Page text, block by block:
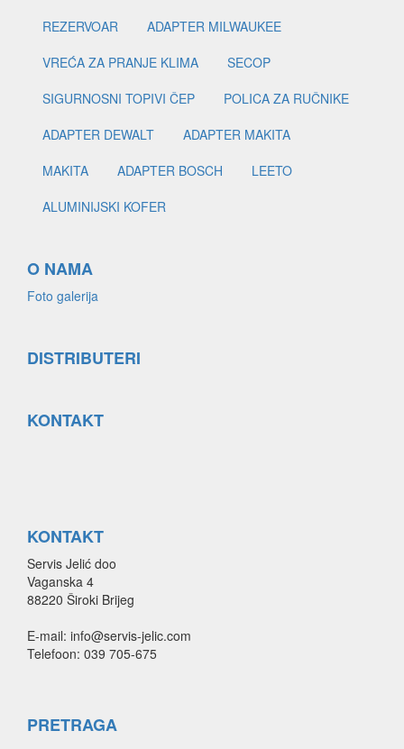
REZERVOAR
ADAPTER MILWAUKEE
VREĆA ZA PRANJE KLIMA
SECOP
SIGURNOSNI TOPIVI ČEP
POLICA ZA RUČNIKE
ADAPTER DEWALT
ADAPTER MAKITA
MAKITA
ADAPTER BOSCH
LEETO
ALUMINIJSKI KOFER
O NAMA
Foto galerija
DISTRIBUTERI
KONTAKT
KONTAKT
Servis Jelić doo
Vaganska 4
88220 Široki Brijeg
E-mail: info@servis-jelic.com
Telefoon: 039 705-675
PRETRAGA